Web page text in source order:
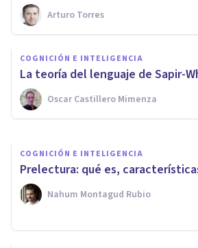
Arturo Torres
COGNICIÓN E INTELIGENCIA
​La teoría del lenguaje de Sapir-
Oscar Castillero Mimenza
COGNICIÓN E INTELIGENCIA
Inteligencia
es y cómo se puede
Arturo Torres
COGNICIÓN E INTELIGENCIA
Prelectura: qué es,
Nahum Montagud Rubio